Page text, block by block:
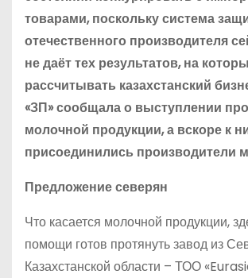
товарами, поскольку система
отечественного производителя
не даёт тех результатов, на
рассчитывать казахстанский
«ЗП» сообщала о выступлении
молочной продукции, а вскоре к
присоединились производители
Предложение северян
Что касается молочной продукции,
помощи готов протянуть завод из
Казахстанской области – ТОО